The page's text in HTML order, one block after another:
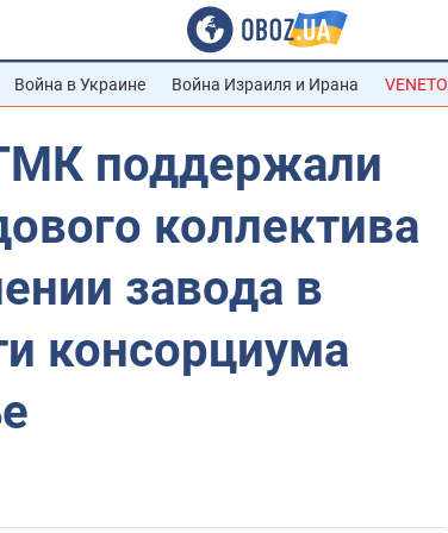
Война в Украине Война Израиля и Ирана VENETO
поддержали
коллектива
завода в
консорциума